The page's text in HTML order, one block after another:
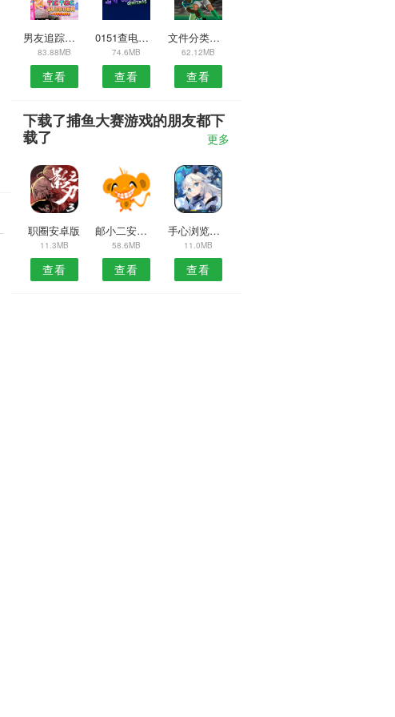
男友追踪器安卓免费版
83.88MB
查看
0151查电话APP
74.6MB
查看
文件分类器APP
62.12MB
查看
下载了捕鱼大赛游戏的朋友都下
载了
更多
职圈安卓版
11.3MB
查看
邮小二安卓版
58.6MB
查看
手心浏览器手机版
11.0MB
查看